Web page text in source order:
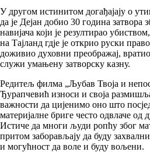
У другом истинитом догађајају о
да је Дејан добио 30 година затвора
навијача који је резултирао
на Тајланд гдје је открио руски
доживио духовни преображај,
служи умањену затворску казну.
Редитељ филма „Љубав Твоја и
Ђурапчевић износи и своја
важности да цијенимо оно што
материјалне бриге често одвлаче од
Истиче да многи људи ропћу због
притом заборављају да буду
и могућност да воле и буду вољени.